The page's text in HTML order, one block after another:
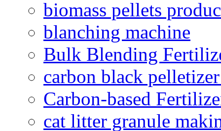
biomass pellets
blanching machine
Bulk Blending
carbon black
Carbon-based
cat litter granule